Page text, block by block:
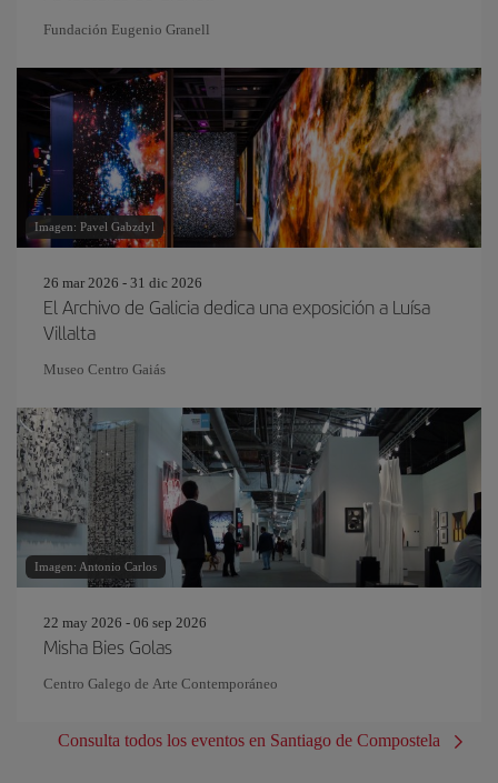
Fundación Eugenio Granell
Imagen: Pavel Gabzdyl
26 mar 2026 - 31 dic 2026
El Archivo de Galicia dedica una exposición a Luísa
Villalta
Museo Centro Gaiás
Imagen: Antonio Carlos
22 may 2026 - 06 sep 2026
Misha Bies Golas
Centro Galego de Arte Contemporáneo
Consulta todos los eventos en Santiago de Compostela